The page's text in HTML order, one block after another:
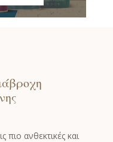
πιο ανθεκτικές και